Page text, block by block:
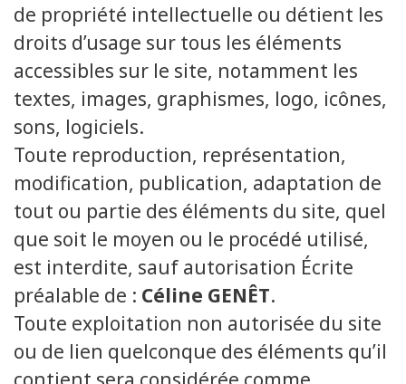
de propriété intellectuelle ou détient les
droits d’usage sur tous les éléments
accessibles sur le site, notamment les
textes, images, graphismes, logo, icônes,
sons, logiciels.
Toute reproduction, représentation,
modification, publication, adaptation de
tout ou partie des éléments du site, quel
que soit le moyen ou le procédé utilisé,
est interdite, sauf autorisation Écrite
préalable de : Céline GENÊT.
Toute exploitation non autorisée du site
ou de lien quelconque des éléments qu’il